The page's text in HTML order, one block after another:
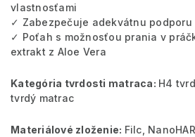
vlastnosťami
✓ Zabezpečuje adekvátnu
✓ Poťah s možnosťou prania v
extrakt z Aloe Vera
Kategória tvrdosti matraca: H4
tvrdý matrac
Materiálové zloženie: Filc,